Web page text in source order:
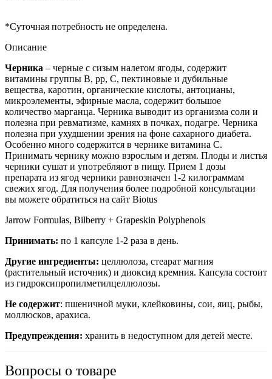
*Суточная потребность не определена.
Описание
Черника – черные с сизым налетом ягоды, содержит
витамины группы В, pp, С, пектиновые и дубильные
вещества, каротин, органические кислоты, антоцианы,
микроэлементы, эфирные масла, содержит большое
количество марганца. Черника выводит из организма соли и
полезна при ревматизме, камнях в почках, подагре. Черника
полезна при ухудшении зрения на фоне сахарного диабета.
Особенно много содержится в чернике витамина С.
Принимать чернику можно взрослым и детям. Плоды и листья
черники сушат и употребляют в пищу. Прием 1 дозы
препарата из ягод черники равнозначен 1-2 килограммам
свежих ягод. Для получения более подробной консультации
вы можете обратиться на сайт Biotus
Jarrow Formulas, Bilberry + Grapeskin Polyphenols
Принимать: по 1 капсуле 1-2 раза в день.
Другие ингредиенты: целлюлоза, стеарат магния
(растительный источник) и диоксид кремния. Капсула состоит
из гидроксипропилметилцеллюлозы.
Не содержит: пшеничной муки, клейковины, сои, яиц, рыбы,
моллюсков, арахиса.
Предупреждения: хранить в недоступном для детей месте.
Вопросы о товаре